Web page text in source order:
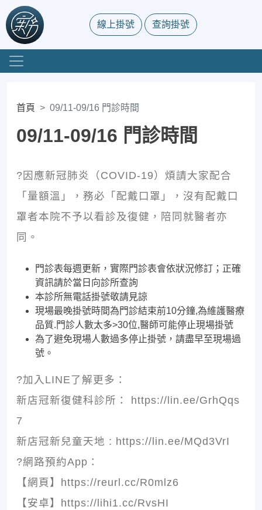
線上掛號 查詢掛號
首頁 09/11-09/16 門診時間
09/11-09/16 門診時間
?因應新冠肺炎（COVID-19）煩請大家配合
「量額溫」，務必「配戴口罩」，沒有配戴口
罩者本院不予以看診及復健，陪同就醫者亦
同。
門診表每週更新，實際門診表會依狀況修訂；正確
資訊請於當日向診所查詢
本診所無電話掛號敬請見諒
現場最晚掛號時間為門診結束前10分鐘,為維護醫療
品質.門診人數太多>30位,醫師可能停止現場掛號
為了避免現場人數過多停止掛號，請盡早至現場過
號。
?加入LINE了解更多：
新店冠新復健科診所： https://lin.ee/GrhQqs
7
新店冠新兒童天地 : https://lin.ee/MQd3VrI
?網路預約App：
【網頁】https://reurl.cc/R0mlz6
【安卓】https://lihi1.cc/RvsHI